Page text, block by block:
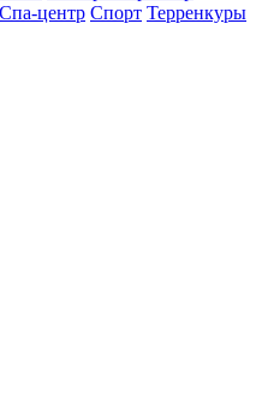
Спа-центр Спорт Терренкуры